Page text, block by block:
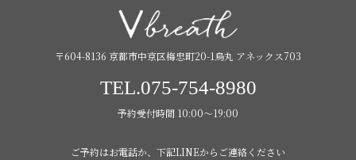
〒604-8136 京都市中京区梅忠町20-1烏丸 アネックス703
TEL.075-754-8980
予約受付時間 10:00〜19:00
ご予約はお電話か、下記LINEからご連絡ください